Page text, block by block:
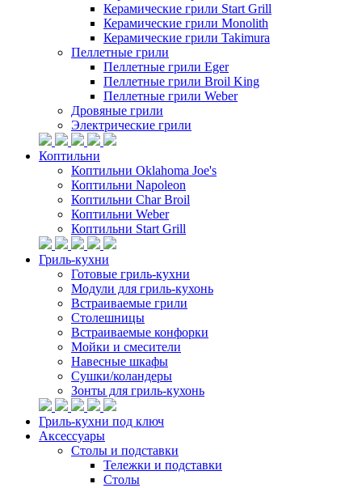
Керамические грили Start Grill
Керамические грили Monolith
Керамические грили Takimura
Пеллетные грили
Пеллетные грили Eger
Пеллетные грили Broil King
Пеллетные грили Weber
Дровяные грили
Электрические грили
Коптильни
Коптильни Oklahoma Joe's
Коптильни Napoleon
Коптильни Char Broil
Коптильни Weber
Коптильни Start Grill
Гриль-кухни
Готовые гриль-кухни
Модули для гриль-кухонь
Встраиваемые грили
Столешницы
Встраиваемые конфорки
Мойки и смесители
Навесные шкафы
Сушки/коландеры
Зонты для гриль-кухонь
Гриль-кухни под ключ
Аксессуары
Столы и подставки
Тележки и подставки
Столы